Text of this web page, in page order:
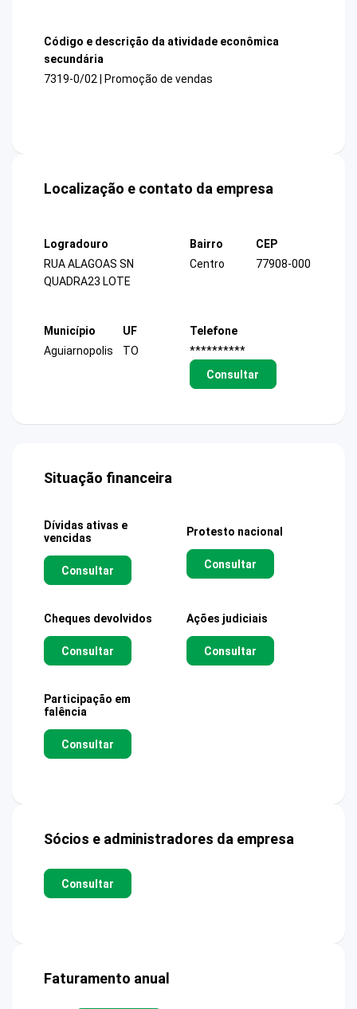
Código e descrição da atividade econômica
secundária
7319-0/02 | Promoção de vendas
Localização e contato da empresa
Logradouro
RUA ALAGOAS SN
QUADRA23 LOTE
Bairro
Centro
CEP
77908-000
Município
Aguiarnopolis
UF
TO
Telefone
**********
Consultar
Situação financeira
Dívidas ativas e
vencidas
Consultar
Protesto nacional
Consultar
Cheques devolvidos
Consultar
Ações judiciais
Consultar
Participação em
falência
Consultar
Sócios e administradores da empresa
Consultar
Faturamento anual